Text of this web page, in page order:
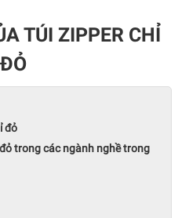
TÚI ZIPPER CHỈ
ĐỎ
đỏ
trong các ngành nghề trong